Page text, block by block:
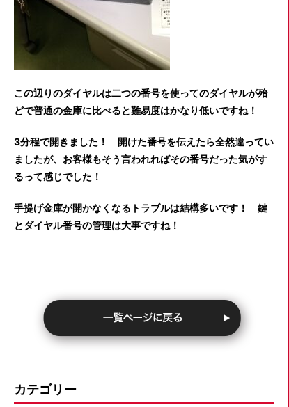
この辺りのダイヤルは二つの番号を使ってのダイヤルが殆
どで普通の金庫に比べると難易度はかなり低いですね！
3分程で開きました！ 開けた番号を伝えたら全然違ってい
ましたが、お客様もそう言われればその番号だった気がす
るって感じでした！
手提げ金庫が開かなくなるトラブルは結構多いです！ 鍵
とダイヤル番号の管理は大事ですね！
カテゴリー